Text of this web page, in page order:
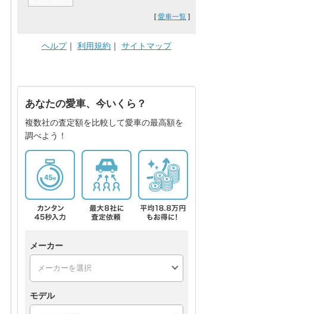
[愛車一覧 ]
ヘルプ｜ 利用規約 ｜ サイトマップ
あなたの愛車、今いくら？
複数社の査定額を比較して愛車の最高額を
調べよう！
メーカー
モデル